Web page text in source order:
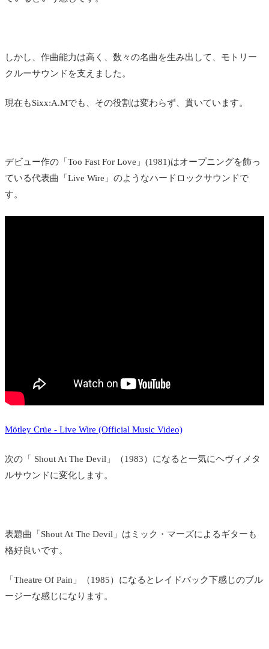
しかし、作曲能力は高く、数々の名曲を生み出して、モトリー
クルーサウンドを支えました。
現在もSixx:A.Mでも、その役割は変わらず、貫いています。
デビュー作の「Too Fast For Love」(1981)はオープニングを飾っ
ている代表曲「Live Wire」のようなハードロックサウンドで
す。
Mötley Crüe - Live Wire (Official Music Video)
次の「 Shout At The Devil」（1983）になると一気にヘヴィメタ
ルサウンドに変化します。
表題曲「Shout At The Devil」はミック・マーズによるギターも
格好良いです。
「Theatre Of Pain」（1985）になるとレイドバック下感じのブル
ージーな感じになります。